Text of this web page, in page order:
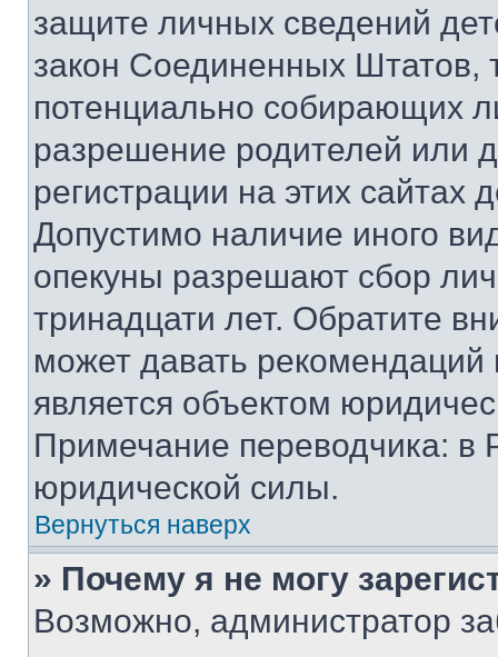
защите личных сведений
закон Соединенных Штатов,
потенциально собирающих
разрешение родителей или
регистрации на этих сайтах
Допустимо наличие иного
опекуны разрешают сбор
тринадцати лет. Обратите
может давать
является объектом
Примечание переводчика: в
юридической силы.
Вернуться наверх
» Почему я не могу
Возможно, администратор